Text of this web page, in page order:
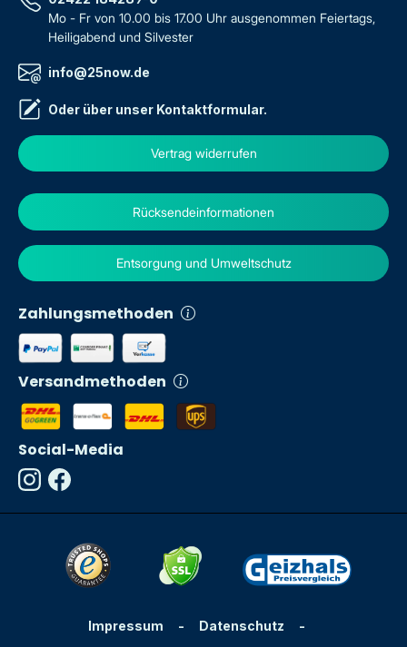
Mo - Fr von 10.00 bis 17.00 Uhr ausgenommen Feiertags,
Heiligabend und Silvester
info@25now.de
Oder über unser Kontaktformular.
Vertrag widerrufen
Zahlungsmethoden
Versandmethoden
Rücksendeinformationen
Entsorgung und Umweltschutz
Social-Media
Impressum - Datenschutz
-